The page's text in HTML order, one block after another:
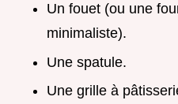
Un fouet (ou une
minimaliste).
Une spatule.
Une grille à